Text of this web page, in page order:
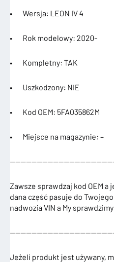
• Wersja: LEON IV 4
• Rok modelowy: 2020-
• Kompletny: TAK
• Uszkodzony: NIE
• Kod OEM: 5FA035862M
• Miejsce na magazynie: –
Zawsze sprawdzaj kod OEM
dana część pasuje do
nadwozia VIN a My
Jeżeli produkt jest używany,